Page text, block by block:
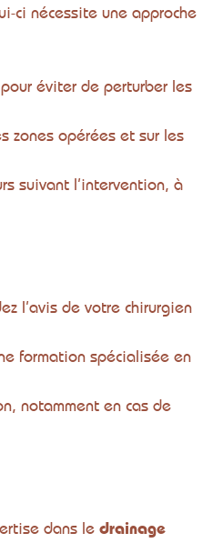
ci nécessite une approche
éviter de perturber les
zones opérées et sur les
suivant l’intervention, à
l’avis de votre chirurgien
formation spécialisée en
notamment en cas de
dans le drainage